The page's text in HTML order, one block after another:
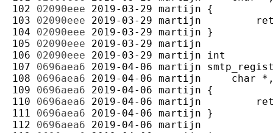
102 02090eee 2019-03-29 martijn
103 02090eee 2019-03-29 martijn
104 02090eee 2019-03-29 martijn
105 02090eee 2019-03-29 martijn
106 02090eee 2019-03-29 martijn
107 0696aea6 2019-04-06 martijn
108 0696aea6 2019-04-06 martijn
109 0696aea6 2019-04-06 martijn
110 0696aea6 2019-04-06 martijn
111 0696aea6 2019-04-06 martijn
112 0696aea6 2019-04-06 martijn